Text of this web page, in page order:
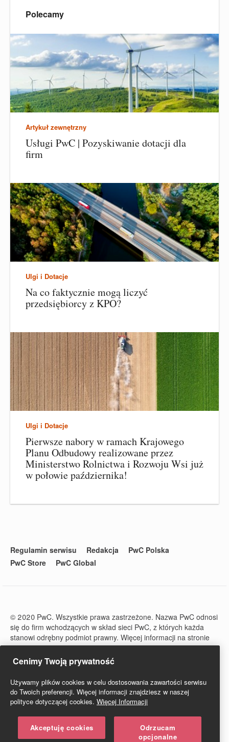
Polecamy
Artykuł zewnętrzny
Usługi PwC | Pozyskiwanie dotacji dla
firm
Ulgi i Dotacje
Na co faktycznie mogą liczyć
przedsiębiorcy z KPO?
Ulgi i Dotacje
Pierwsze nabory w ramach Krajowego
Planu Odbudowy realizowane przez
Ministerstwo Rolnictwa i Rozwoju Wsi już
w połowie października!
Regulamin serwisu Redakcja
PwC Polska
PwC Store
PwC Global
© 2020 PwC. Wszystkie prawa zastrzeżone. Nazwa PwC odnosi
się do firm wchodzących w skład sieci PwC, z których każda
stanowi odrębny podmiot prawny. Więcej informacji na stronie
www.pwc.com/structure.
PwC Studio - Prawo i Podatki jest zarejestrowanym tytułem
prasowym o numerze ISSN 2719-6151.
Cenimy Twoją prywatność
Używamy plików cookies w celu dostosowania zawartości serwisu
do Twoich preferencji. Więcej informacji znajdziesz w naszej
polityce dotyczącej cookies. Więcej Informacji
Akceptuję cookies
Odrzucam
opcjonalne